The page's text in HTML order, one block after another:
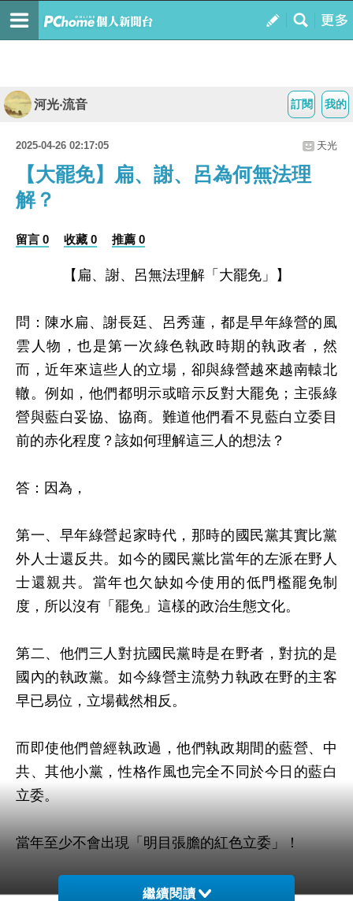
我的
訂閱
河光‧流音
2025-04-26 02:17:05 天光
【大罷免】扁、謝、呂為何無法理
解？
留言 0 收藏 0 推薦 0
【扁、謝、呂無法理解「大罷免」】
問：陳水扁、謝長廷、呂秀蓮，都是早年綠營的風
雲人物，也是第一次綠色執政時期的執政者，然
而，近年來這些人的立場，卻與綠營越來越南轅北
轍。例如，他們都明示或暗示反對大罷免；主張綠
營與藍白妥協、協商。難道他們看不見藍白立委目
前的赤化程度？該如何理解這三人的想法？
答：因為，
第一、早年綠營起家時代，那時的國民黨其實比黨
外人士還反共。如今的國民黨比當年的左派在野人
士還親共。當年也欠缺如今使用的低門檻罷免制
度，所以沒有「罷免」這樣的政治生態文化。
第二、他們三人對抗國民黨時是在野者，對抗的是
國內的執政黨。如今綠營主流勢力執政在野的主客
早已易位，立場截然相反。
而即使他們曾經執政過，他們執政期間的藍營、中
共、其他小黨，性格作風也完全不同於今日的藍白
立委。
當年至少不會出現「明目張膽的紅色立委」！
繼續閱讀